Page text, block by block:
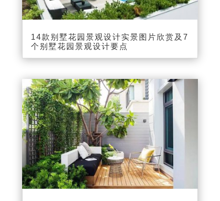
14款别墅花园景观设计实景图片欣赏及7
个别墅花园景观设计要点